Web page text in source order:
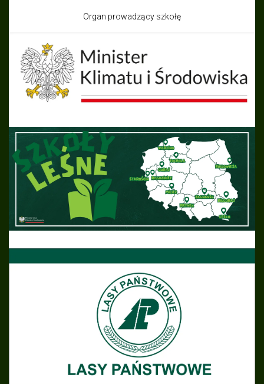
Organ prowadzący szkołę